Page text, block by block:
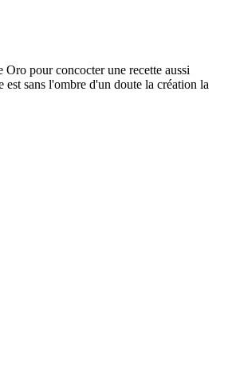
pour concocter une recette aussi
est sans l'ombre d'un doute la création la